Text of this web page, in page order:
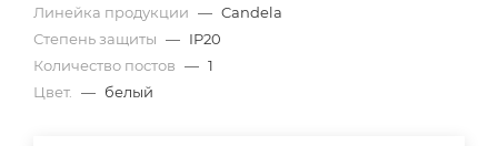
Линейка продукции — Candela
Степень защиты — IP20
Количество постов — 1
Цвет.
— белый